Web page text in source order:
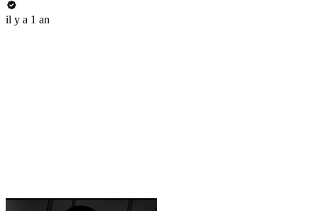
il y a 1 an